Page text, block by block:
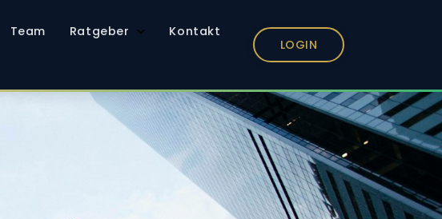
Team Ratgeber
Kontakt
LOGIN